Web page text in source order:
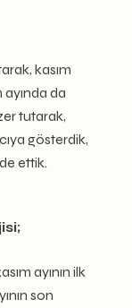
kasım
ayında da
tutarak,
gösterdik,
ettik.
ayının ilk
son